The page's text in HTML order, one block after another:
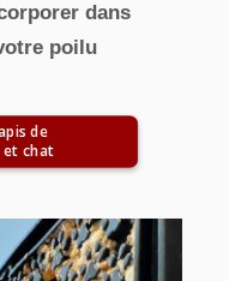
dans
poilu
de
et chat